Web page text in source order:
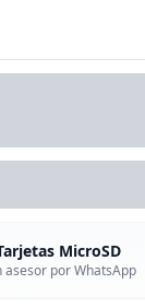
MicroSD
asesor por WhatsApp